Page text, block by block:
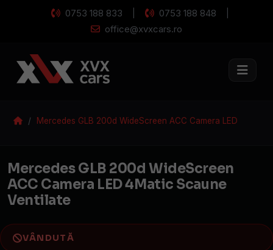
0753 188 833 0753 188 848
office@xvxcars.ro
Mercedes GLB 200d WideScreen ACC Camera LED
Mercedes GLB
Mercedes GLB 200d WideScreen
ACC Camera LED 4Matic Scaune
Ventilate
VÂNDUTĂ